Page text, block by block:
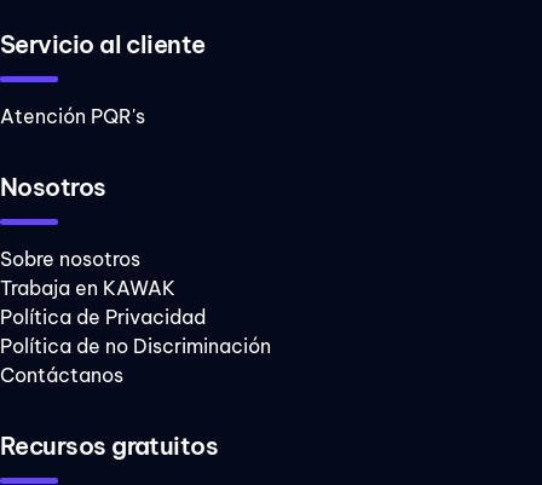
Servicio al cliente
Atención PQR's
Nosotros
Sobre nosotros
Trabaja en KAWAK
Política de Privacidad
Política de no Discriminación
Contáctanos
Recursos gratuitos